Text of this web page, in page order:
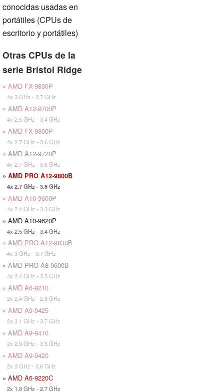
conocidas usadas en
portátiles (CPUs de
escritorio y portátiles)
Otras CPUs de la
serie Bristol Ridge
» AMD FX-9830P
4x 3 GHz - 3.7 GHz
» AMD A12-9700P
4x 2.5 GHz - 3.4 GHz
» AMD FX-9800P
4x 2.7 GHz - 3.6 GHz
» AMD A12-9720P
4x 2.7 GHz - 3.6 GHz
» AMD PRO A12-9800B
4x 2.7 GHz - 3.6 GHz
» AMD A10-9600P
4x 2.4 GHz - 3.3 GHz
» AMD A10-9620P
4x 2.5 GHz - 3.4 GHz
» AMD PRO A12-9830B
4x 3 GHz - 3.7 GHz
» AMD PRO A8-9600B
4x 2.4 GHz - 3.3 GHz
» AMD A6-9210
2x 2.4 GHz - 2.8 GHz
» AMD A9-9425
2x 3.1 GHz - 3.7 GHz
» AMD A9-9410
2x 2.9 GHz - 3.5 GHz
» AMD A9-9420
2x 3 GHz - 3.6 GHz
» AMD A6-9220C
2x 1.8 GHz - 2.7 GHz